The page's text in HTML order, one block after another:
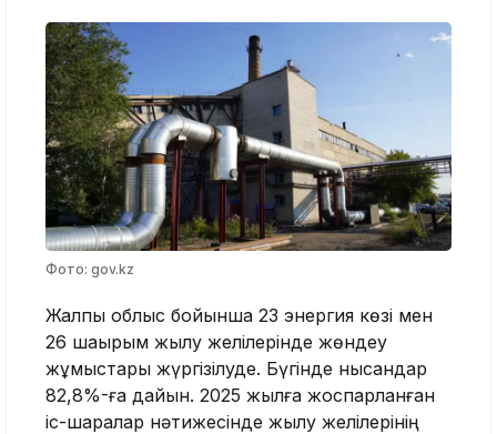
Фото: gov.kz
Жалпы облыс бойынша 23 энергия көзі мен
26 шақырым жылу желілерінде жөндеу
жұмыстары жүргізілуде. Бүгінде нысандар
82,8%-ға дайын. 2025 жылға жоспарланған
іс-шаралар нәтижесінде жылу желілерінің